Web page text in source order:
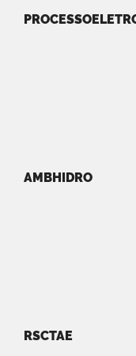
AMBHIDRO
RSCTAE